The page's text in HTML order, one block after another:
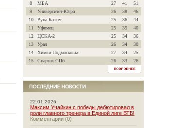
8
МБА 27 41
51
9
Университет-Югра 26 38
46
10
Руна-Баскет 25 36
44
11
Уфимец 25 35
40
12
ЦСКА-2 25 34
36
13
Урал 26 34
30
14
Химки-Подмосковье 27 34
25
15
Спартак СПб 26 33 26
22.01.2026
Максим Учайкин с победы дебютировал в
роли главного тренера в Единой лиге ВТБ!
Комментарии (0)